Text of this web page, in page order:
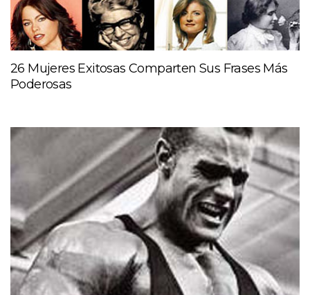
26 Mujeres Exitosas Comparten Sus Frases Más
Poderosas